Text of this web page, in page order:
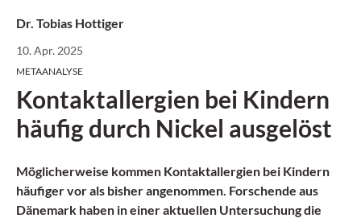
Dr. Tobias Hottiger
10. Apr. 2025
METAANALYSE
Kontaktallergien bei Kindern
häufig durch Nickel ausgelöst
Möglicherweise kommen Kontaktallergien bei Kindern
häufiger vor als bisher angenommen. Forschende aus
Dänemark haben in einer aktuellen Untersuchung die